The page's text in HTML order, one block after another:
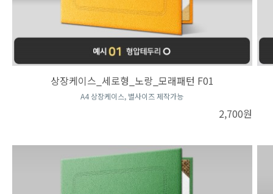
상장케이스_세로형_노랑_모래패턴 F01
A4 상장케이스, 별사이즈 제작가능
2,700원